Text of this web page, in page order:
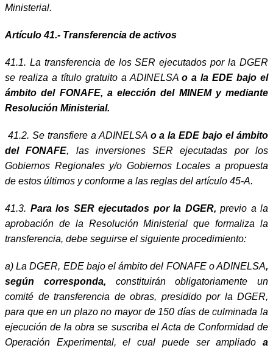
Ministerial.
Artículo 41.- Transferencia de activos
41.1. La transferencia de los SER ejecutados por la DGER
se realiza a título gratuito a ADINELSAo a la EDE bajo el
ámbito del FONAFE, a elección del MINEM y mediante
Resolución Ministerial.
41.2. Se transfiere a ADINELSA o a la EDE bajo el ámbito
del FONAFE, las inversiones SER ejecutadas por los
Gobiernos Regionales y/o Gobiernos Locales a propuesta
de estos últimos y conforme a las reglas del artículo 45-A.
41.3. Para los SER ejecutados por la DGER, previo a la
aprobación de la Resolución Ministerial que formaliza la
transferencia, debe seguirse el siguiente procedimiento:
a) La DGER, EDE bajo el ámbito del FONAFE o ADINELSA,
según corresponda, constituirán obligatoriamente un
comité de transferencia de obras, presidido por la DGER,
para que en un plazo no mayor de 150 días de culminada la
ejecución de la obra se suscriba el Acta de Conformidad de
Operación Experimental, el cual puede ser ampliado a